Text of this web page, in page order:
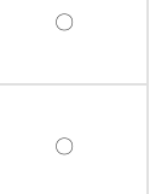
〇
〇